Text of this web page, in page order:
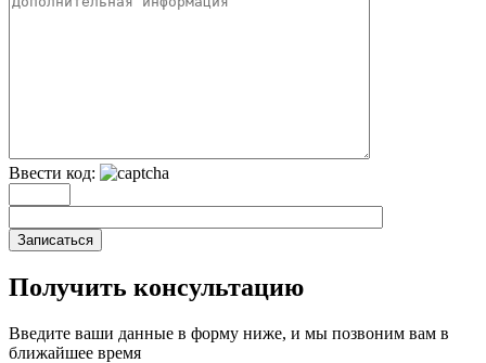
Ввести код:
Записаться
Получить консультацию
Введите ваши данные в форму ниже, и мы позвоним вам в
ближайшее время